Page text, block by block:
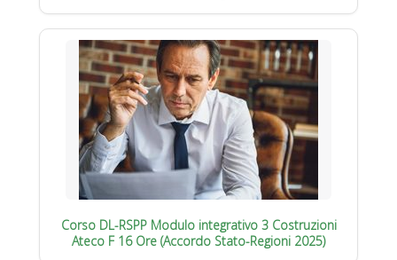
Corso DL-RSPP Modulo integrativo 3 Costruzioni
Ateco F 16 Ore (Accordo Stato-Regioni 2025)